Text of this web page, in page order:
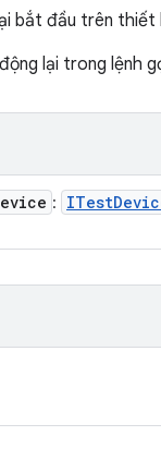
bắt đầu trên thiết
lại trong lệnh
: ITest